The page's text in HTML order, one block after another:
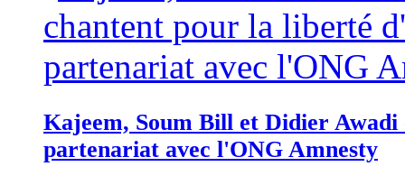
Kajeem, Soum Bill et Didier
partenariat avec l'ONG Amnesty